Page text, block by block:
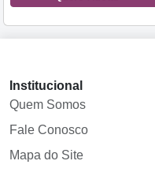
Institucional
Quem Somos
Fale Conosco
Mapa do Site